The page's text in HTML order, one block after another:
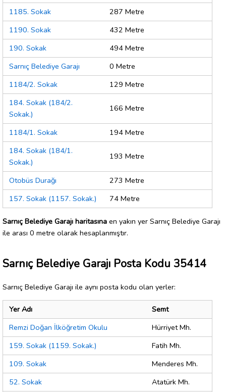
1185. Sokak
287 Metre
1190. Sokak
432 Metre
190. Sokak
494 Metre
Sarnıç Belediye Garajı
0 Metre
1184/2. Sokak
129 Metre
184. Sokak (184/2.
Sokak.)
166 Metre
1184/1. Sokak
194 Metre
184. Sokak (184/1.
Sokak.)
193 Metre
Otobüs Durağı
273 Metre
157. Sokak (1157. Sokak.)
74 Metre
Sarnıç Belediye Garajı haritasına en yakın yer Sarnıç Belediye Garajı
ile arası 0 metre olarak hesaplanmıştır.
Sarnıç Belediye Garajı Posta Kodu 35414
Sarnıç Belediye Garajı ile aynı posta kodu olan yerler:
Yer Adı
Semt
Remzi Doğan İlköğretim Okulu
Hürriyet Mh.
159. Sokak (1159. Sokak.)
Fatih Mh.
109. Sokak
Menderes Mh.
52. Sokak
Atatürk Mh.